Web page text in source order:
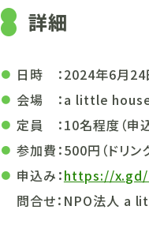
詳細
日時 ：2024年6月24
会場 ：a little house
定員 ：10名程度（申
参加費：500円（ドリ
申込み：https://x.gd/
問合せ：NPO法人 a